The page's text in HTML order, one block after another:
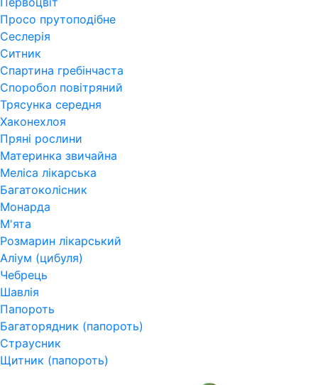
Просо прутоподібне
Сеслерія
Ситник
Спартина гребінчаста
Споробол повітряний
Трясунка середня
Хаконехлоя
Пряні рослини
Материнка звичайна
Меліса лікарська
Багатоколісник
Монарда
М'ята
Розмарин лікарський
Аліум (цибуля)
Чебрець
Шавлія
Папороть
Багаторядник (папороть)
Страусник
Щитник (папороть)